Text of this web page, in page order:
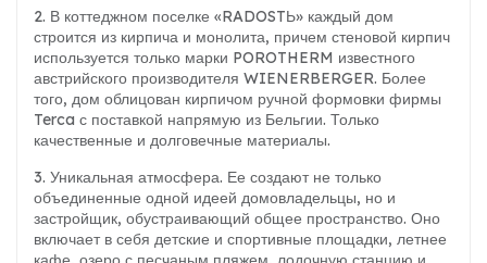
2. В коттеджном поселке «RADOSTЬ» каждый дом
строится из кирпича и монолита, причем стеновой кирпич
используется только марки POROTHERM известного
австрийского производителя WIENERBERGER. Более
того, дом облицован кирпичом ручной формовки фирмы
Terca с поставкой напрямую из Бельгии. Только
качественные и долговечные материалы.
3. Уникальная атмосфера. Ее создают не только
объединенные одной идеей домовладельцы, но и
застройщик, обустраивающий общее пространство. Оно
включает в себя детские и спортивные площадки, летнее